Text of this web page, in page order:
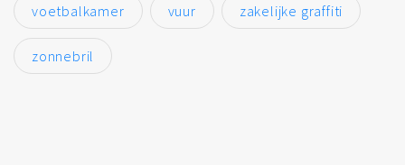
voetbalkamer vuur zakelijke graffiti
zonnebril